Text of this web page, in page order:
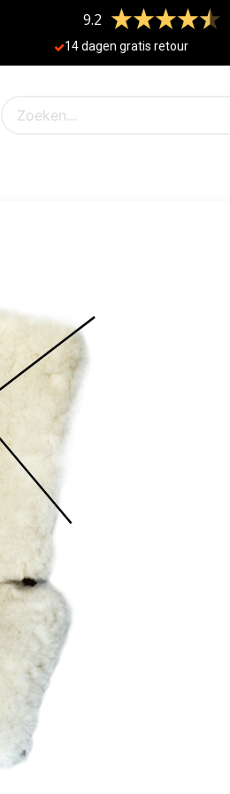
9.2
14 dagen gratis retour